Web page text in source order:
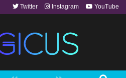
Twitter Instagram YouTube